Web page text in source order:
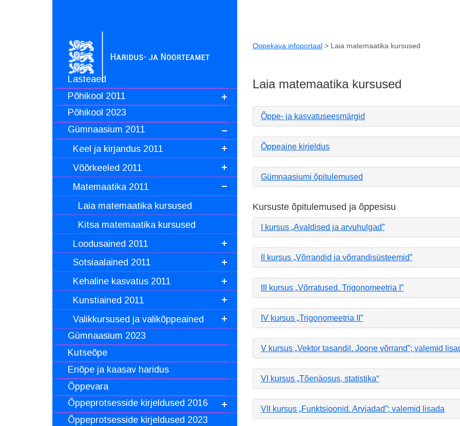
Lasteaed
Põhikool 2011
Põhikool 2023
Gümnaasium 2011
Keel ja kirjandus 2011
Võõrkeeled 2011
Matemaatika 2011
Laia matemaatika kursused
Kitsa matemaatika kursused
Loodusained 2011
Sotsiaalained 2011
Kehaline kasvatus 2011
Kunstiained 2011
Valikkursused ja valikõppeained
Gümnaasium 2023
Kutseõpe
Eriõpe ja kaasav haridus
Õppevara
Õppeprotsesside kirjeldused 2016
Õppeprotsesside kirjeldused 2023
Oppekava infoportaal > Laia matemaatika kursused
Laia matemaatika kursused
Õppe- ja kasvatuseesmärgid
Õppeaine kirjeldus
Gümnaasiumi õpitulemused
Kursuste õpitulemused ja õppesisu
I kursus „Avaldised ja arvuhulgad”
II kursus „Võrrandid ja võrrandisüsteemid”
III kursus „Võrratused. Trigonomeetria I”
IV kursus „Trigonomeetria II”
V kursus „Vektor tasandil. Joone võrrand”; valemid
VI kursus „Tõenäosus, statistika“
VII kursus „Funktsioonid. Arvjadad”; valemid lisada